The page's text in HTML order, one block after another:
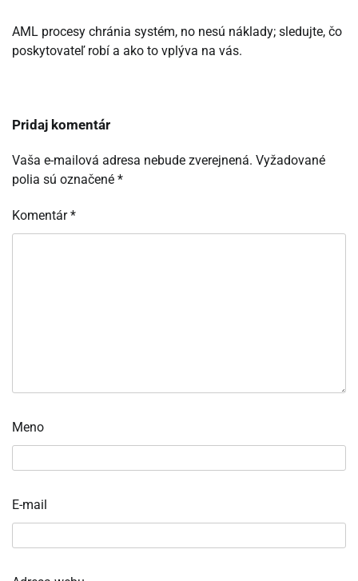
AML procesy chránia systém, no nesú náklady; sledujte, čo
poskytovateľ robí a ako to vplýva na vás.
Pridaj komentár
Vaša e-mailová adresa nebude zverejnená. Vyžadované
polia sú označené *
Komentár*
Meno
E-mail